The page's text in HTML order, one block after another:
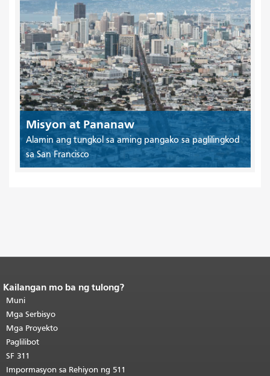
Misyon at Pananaw
Alamin ang tungkol sa aming pangako sa paglilingkod
sa San Francisco
Katapusan ng nilalaman ng
pahina.
pahinang ito ay nauulit sa bawat
pahina.Bumalik sa tuktok ng
pangunahing nilalaman
Kailangan mo ba ng tulong?
Muni
Mga Serbisyo
Mga Proyekto
Paglilibot
SF 311
Impormasyon sa Rehiyon ng 511